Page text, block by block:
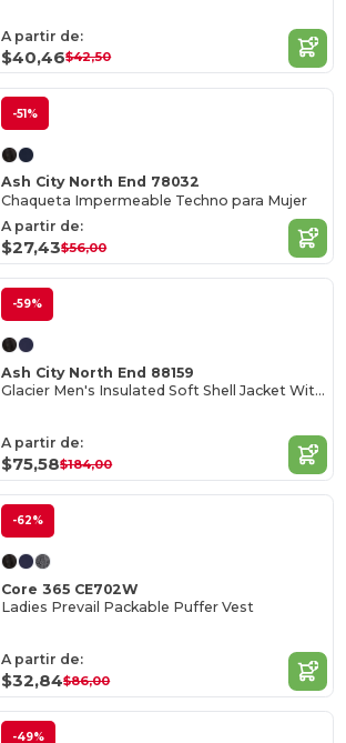
A partir de:
$40,46$42,50
-51%
Ash City North End 78032
Chaqueta Impermeable Techno para Mujer
A partir de:
$27,43$56,00
-59%
Ash City North End 88159
Glacier Men's Insulated Soft Shell Jacket With Detachable Hood
A partir de:
$75,58$184,00
-62%
Core 365 CE702W
Ladies Prevail Packable Puffer Vest
A partir de:
$32,84$86,00
-49%